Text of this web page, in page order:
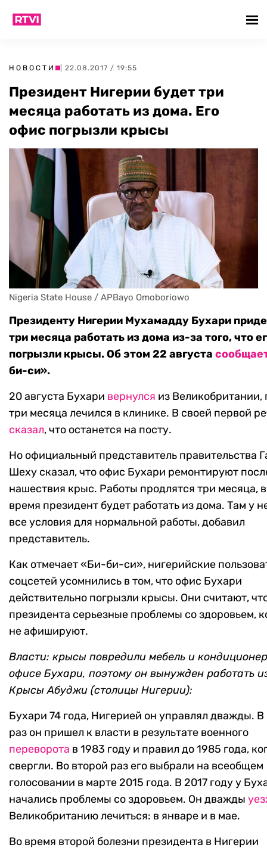
НОВОСТИ | 22.08.2017 / 19:55
Президент Нигерии будет три
месяца работать из дома. Его
офис погрызли крысы
Nigeria State House / APBayo Omoboriowo
Президенту Нигерии Мухамадду Бухари
три месяца работать из дома из-за того, что
погрызли крысы. Об этом 22 августа
би-си».
20 августа Бухари вернулся из Великобритании,
три месяца лечился в клинике. В своей первой
сказал, что останется на посту.
Но официальный представитель правительства
Шеху сказал, что офис Бухари ремонтируют
нашествия крыс. Работы продлятся три месяца,
время президент будет работать из дома. Там у
все условия для нормальной работы, добавил
представитель.
Как отмечает «Би-би-си», нигерийские
соцсетей усомнились в том, что офис Бухари
действительно погрызли крысы. Они считают,
президента серьезные проблемы со здоровьем,
не афишируют.
Власти: крысы повредили мебель и
офисе Бухари, поэтому он вынужден работать
Крысы Абуджи (столицы Нигерии):
Бухари 74 года, Нигерией он управлял дважды.
раз он пришел к власти в результате военного
переворота в 1983 году и правил до 1985 года,
свергли. Во второй раз его выбрали на всеобщем
голосовании в марте 2015 года. В 2017 году у
начались проблемы со здоровьем. Он дважды
Великобританию лечиться: в январе и в мае.
Во время второй болезни президента в Нигерии